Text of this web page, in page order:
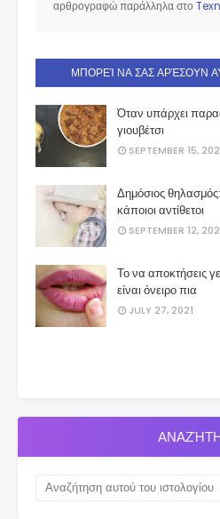
αρθρογραφώ παράλληλα στο
ΜΠΟΡΕΊ ΝΑ ΣΑΣ ΑΡΈΣΟΥΝ
Όταν υπάρχει
γιουβέτσι
SEPTEMBER 15,
Δημόσιος θηλασμός:
κάποιοι αντίθετοι
SEPTEMBER 12,
Το να αποκτήσεις
είναι όνειρο πια
JULY 27, 2021